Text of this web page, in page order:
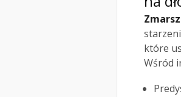
które
Wśród